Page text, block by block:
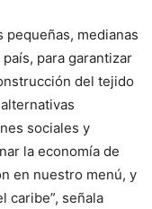
pequeñas, medianas
para garantizar
del tejido
sociales y
la economía de
en nuestro menú, y
caribe”, señala